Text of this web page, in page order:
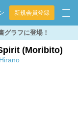
新規会員登録
グラフに登場！
(Moribito)